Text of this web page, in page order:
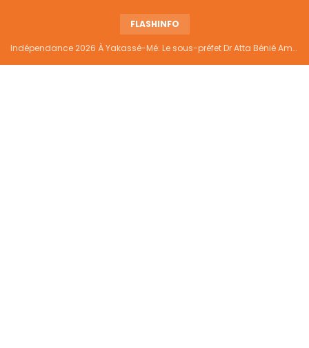
FLASHINFO
Indépendance 2026 À Yakassé-Mé: Le sous-préfet Dr Atta Bénié Amédé appelle à l’unité, à la sécurité et au développement